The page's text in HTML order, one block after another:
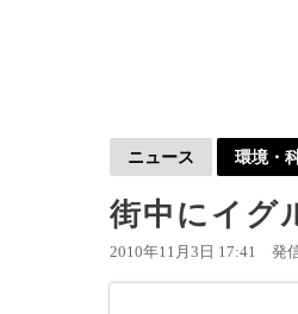
ニュース 環境・
街中にイグ
2010年11月3日 17:41 発